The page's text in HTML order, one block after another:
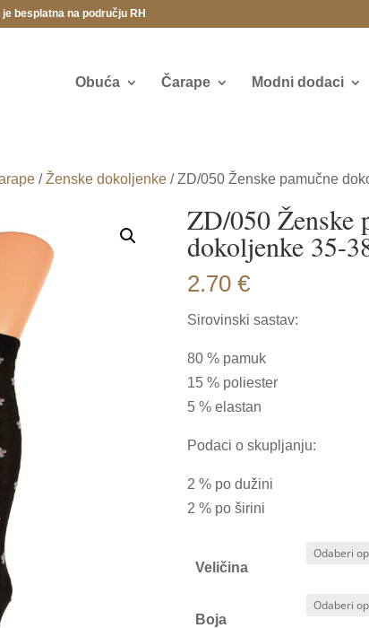
besplatna na području RH
Obuća Čarape Modni dodaci
/Ženske dokoljenke / ZD/050 Ženske pamučne
ZD/050 Ženske
dokoljenke 35-
2.70€
Sirovinski sastav:
80 % pamuk
15 % poliester
5 % elastan
Podaci o skupljanju:
2 % po dužini
2 % po širini
Veličina
Boja